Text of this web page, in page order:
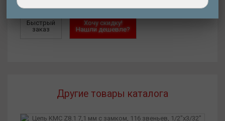
Быстрый
заказ
Хочу скидку!
Нашли дешевле?
Другие товары каталога